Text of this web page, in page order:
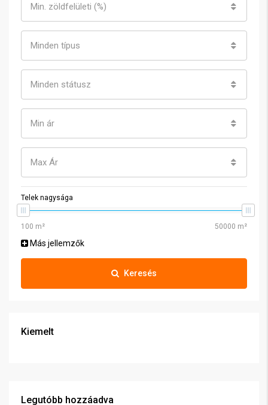
Min. zöldfelületi (%)
Minden típus
Minden státusz
Min ár
Max Ár
Telek nagysága
Más jellemzők
Keresés
Kiemelt
Legutóbb hozzáadva